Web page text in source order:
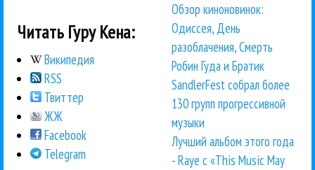
Читать Гуру Кена:
Википедия
RSS
Твиттер
ЖЖ
Facebook
Telegram
Обзор киноновинок:
Одиссея, День
разоблачения, Смерть
Робин Гуда и Братик
SandlerFest собрал более
130 групп прогрессивной
музыки
Лучший альбом этого года
- Raye с «This Music May